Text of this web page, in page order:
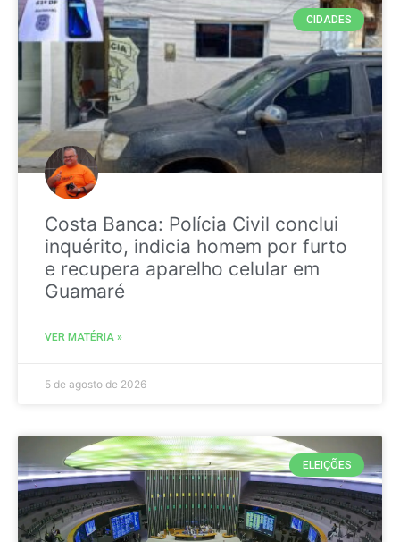
CIDADES
Costa Banca: Polícia Civil conclui
inquérito, indicia homem por furto
e recupera aparelho celular em
Guamaré
VER MATÉRIA »
5 de agosto de 2026
ELEIÇÕES